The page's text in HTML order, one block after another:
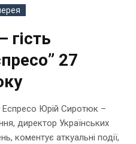
гість
27
Еспресо Юрій Сиротюк –
директор Українських
коментує аткуальні події,